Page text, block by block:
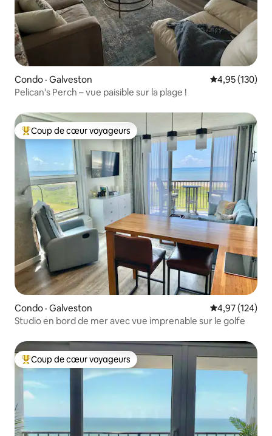
Condo · Galveston Note
4,95 (130)
Pelican's Perch – vue paisible sur la plage !
Coup de cœur voyageurs parmi les plus aimés
Coup de cœur voyageurs
Condo · Galveston Note
4,97 (124)
Studio en bord de mer avec vue imprenable sur le golfe
Coup de cœur voyageurs parmi les plus aimés
Coup de cœur voyageurs